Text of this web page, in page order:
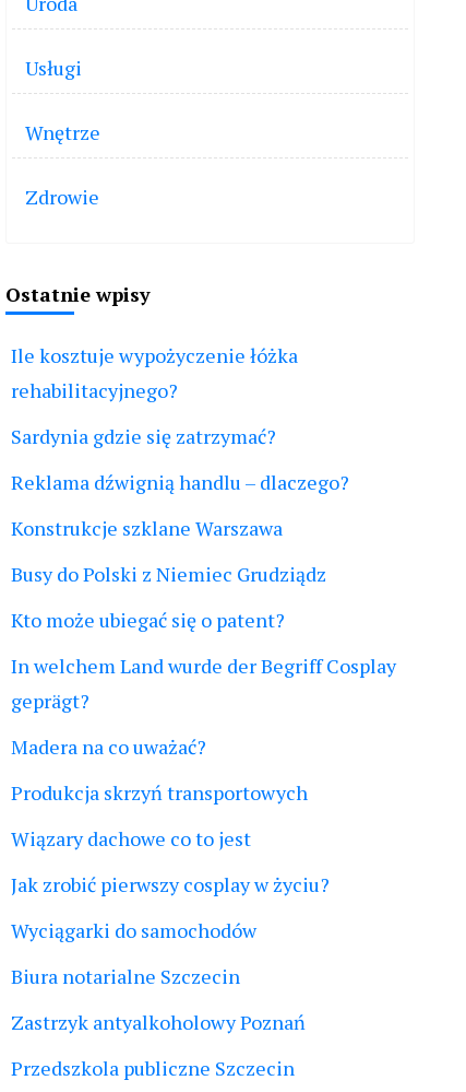
Usługi
Wnętrze
Zdrowie
Ostatnie wpisy
Ile kosztuje wypożyczenie łóżka
rehabilitacyjnego?
Sardynia gdzie się zatrzymać?
Reklama dźwignią handlu – dlaczego?
Konstrukcje szklane Warszawa
Busy do Polski z Niemiec Grudziądz
Kto może ubiegać się o patent?
In welchem Land wurde der Begriff Cosplay
geprägt?
Madera na co uważać?
Produkcja skrzyń transportowych
Wiązary dachowe co to jest
Jak zrobić pierwszy cosplay w życiu?
Wyciągarki do samochodów
Biura notarialne Szczecin
Zastrzyk antyalkoholowy Poznań
Przedszkola publiczne Szczecin